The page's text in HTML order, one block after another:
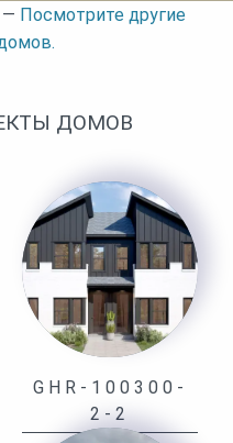
— Посмотрите другие
ДОМОВ
GHR-100300-
2-2